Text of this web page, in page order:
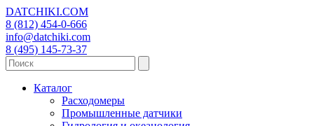
DATCHIKI.COM
8 (812) 454-0-666
info@datchiki.com
8 (495) 145-73-37
Каталог
Расходомеры
Промышленные датчики